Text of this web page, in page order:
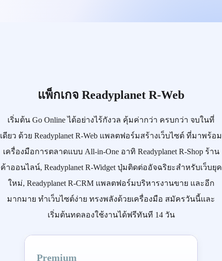
แพ็กเกจ Readyplanet R-Web
เริ่มต้น Go Onlineได้อย่างไร้กังวล คุ้มค่ากว่า ครบกว่า จบในที่
เดียว ด้วย Readyplanet R-Web แพลตฟอร์มสร้างเว็บไซต์ ที่มาพร้อม
เครื่องมือการตลาดแบบ All-in-Oneอาทิ Readyplanet R-Shopร้าน
ค้าออนไลน์, Readyplanet R-Widgetปุ่มติดต่ออัจฉริยะสำหรับเว็บยุค
ใหม่, Readyplanet R-CRMแพลตฟอร์มบริหารงานขาย และอีก
มากมาย ทำเว็บไซต์ง่าย ทรงพลังด้วยเครื่องมือ สมัครวันนี้และ
เริ่มต้นทดลองใช้งานได้ฟรีทันที 14 วัน
Premium